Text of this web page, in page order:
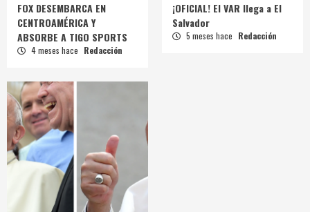
FOX DESEMBARCA EN
CENTROAMÉRICA Y
ABSORBE A TIGO SPORTS
4 meses hace Redacción
¡OFICIAL! El VAR llega a El
Salvador
5 meses hace Redacción